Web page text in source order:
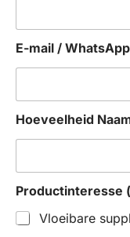
E-mail / WhatsApp
Hoeveelheid
Productinteresse
Vloeibare